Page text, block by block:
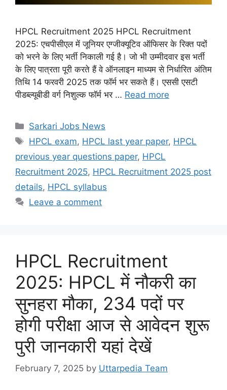
HPCL Recruitment 2025 HPCL Recruitment
2025: एचपीसीएल में जूनियर एग्जीक्यूटिव ऑफिसर के रिक्त पदों
को भरने के लिए भर्ती निकाली गई है। जो भी उम्मीदवार इस भर्ती
के लिए पात्रता पूरी करते हैं वे ऑनलाइन माध्यम से निर्धारित अंतिम
तिथि 14 फरवरी 2025 तक फॉर्म भर सकते हैं। एससी एसटी
पीडब्ल्यूबीडी वर्ग निशुल्क फॉर्म भर … Read more
Categories
Sarkari Jobs News
Tags
HPCL exam, HPCL last year paper, HPCL
previous year questions paper, HPCL
Recruitment 2025, HPCL Recruitment 2025 post
details, HPCL syllabus
Leave a comment
HPCL Recruitment
2025: HPCL में नौकरी का
सुनहरा मौका, 234 पदों पर
होगी परीक्षा आज से आवेदन शुरू
पुरी जानकारी यहां देखें
February 7, 2025 by Uttarpedia Team